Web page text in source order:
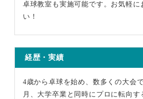
卓球教室も実施可能です。お気軽に
い！
経歴・実績
4歳から卓球を始め、数多くの大会
月、大学卒業と同時にプロに転向す